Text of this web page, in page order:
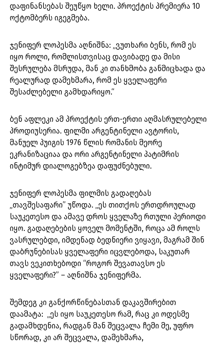
დაფინანსებას შეუწყო ხელი. პროექტის პრემიერა 10
ოქტომბერს იგეგმება.
ჯენიფერ ლოპესმა აღნიშნა: „ვუთხარი ბენს, რომ ეს
იყო როლი, რომლისთვისაც დავიბადე და მისი
შესრულება მსრუდა, მან კი თანხმობა განმიცხადა და
რეალურად დამეხმარა, რომ ეს ყველაფერი
შესაძლებელი გამხდარიყო.“
ბენ აფლეკი ამ პროექტის ერთ-ერთი აღმასრულებელი
პროდიუსერია. ფილმი არგენტინელი ავტორის,
მანუელ პუიგის 1976 წლის რომანის მეორე
ეკრანიზაციაა და ორი არგენტინელი პატიმრის
ინტიმურ დიალოგებზეა დაფუძნებული.
ჯენიფერ ლოპესმა ფილმის გადაღებას
„თავშესაფარი” უწოდა. „ეს თითქოს ერთდროულად
საუკეთესო და ამავე დროს ყველაზე რთული პერიოდი
იყო. გადაღებების ყოველ მომენტში, როცა ამ როლს
ვასრულებდი, იმდენად ბედნიერი ვიყავი, მაგრამ შინ
დაბრუნებისას ყველაფერი იცვლებოდა, საკუთარ
თავს ვეკითხებოდი “როგორ შევათავსო ეს
ყველაფერი?” – აღნიშნა ჯენიფერმა.
შემდეგ კი განქორწინებასთან დაკავშირებით
დაამატა: „ეს იყო საუკეთესო რამ, რაც კი ოდესმე
გადამხდენია, რადგან მან შეცვალა ჩემი მე, უფრო
სწორად, კი არ შეცვალა, დამეხმარა,